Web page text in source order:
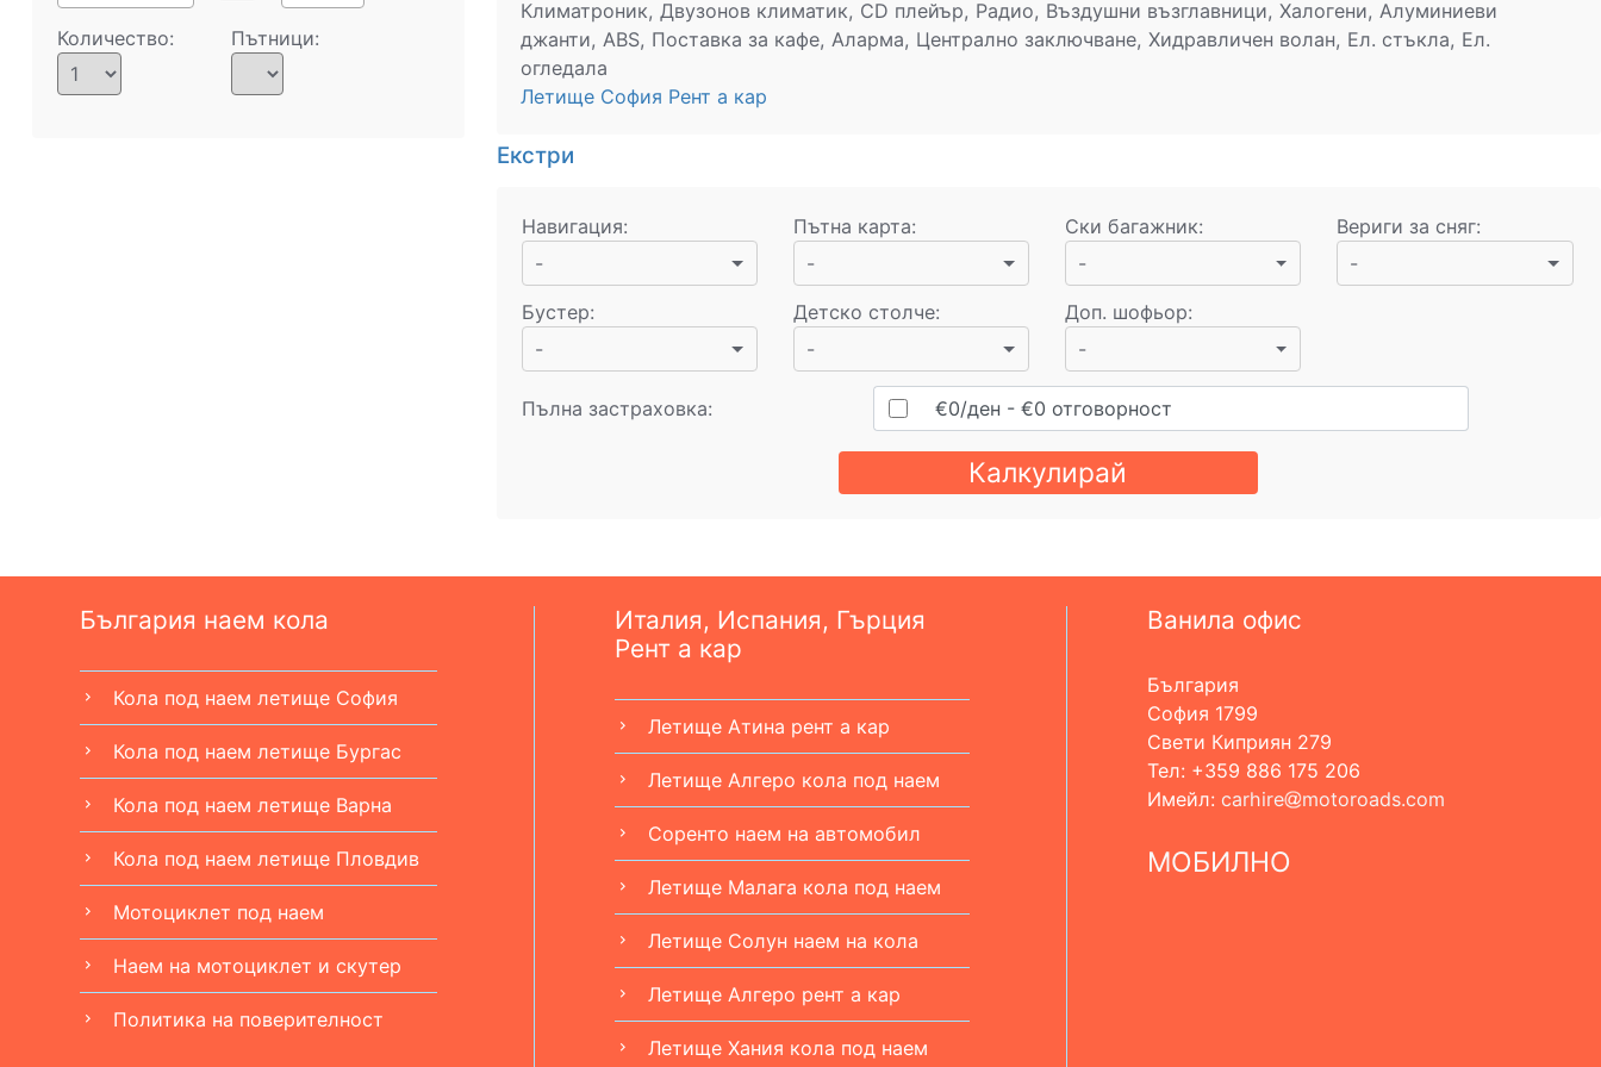
Количество: Пътници:
Климатроник, Двузонов климатик, CD плейър, Радио, Въздушни възглавници, Халогени, Алуминиеви
джанти, ABS, Поставка за кафе, Аларма, Централно заключване, Хидравличен волан, Ел. стъкла, Ел.
огледала
Летище София Рент а кар
Екстри
Навигация:
-
Пътна карта:
-
Ски багажник:
-
Вериги за сняг:
-
Бустер:
-
Детско столче:
-
Доп. шофьор:
-
Пълна застраховка: €0/ден- €0 отговорност
Калкулирай
България наем кола
chevron_right Кола под наем летище София
chevron_right Кола под наем летище Бургас
chevron_right Кола под наем летище Варна
chevron_right Кола под наем летище Пловдив
chevron_right Мотоциклет под наем
chevron_right Наем на мотоциклет и скутер
chevron_right Политика на поверителност
Италия, Испания, Гърция
Рент а кар
chevron_right Летище Атина рент а кар
chevron_right Летище Алгеро кола под наем
chevron_right Соренто наем на автомобил
chevron_right Летище Малага кола под наем
chevron_right Летище Солун наем на кола
chevron_right Летище Алгеро рент а кар
chevron_right Летище Хания кола под наем
Ванила офис
България
София 1799
Свети Киприян 279
Тел: +359 886 175 206
Имейл:carhire motoroads.com
МОБИЛНО